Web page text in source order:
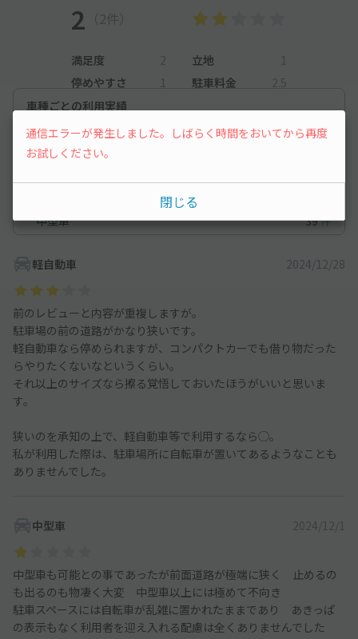
2 （2件）
満足度 2 立地
1
停めやすさ
1 駐車料金
2.5
車種ごとの利用実績
オートバイ
46件
中型車
39件
軽自動車 2024/12/28
前のレビューと内容が重複しますが。
駐車場の前の道路がかなり狭いです。
軽自動車なら停められますが、コンパクトカーでも借り物だった
らやりたくないなというくらい。
それ以上のサイズなら擦る覚悟しておいたほうがいいと思いま
す。
狭いのを承知の上で、軽自動車等で利用するなら◯。
私が利用した際は、駐車場所に自転車が置いてあるようなことも
ありませんでした。
中型車 2024/12/1
中型車も可能との事であったが前面道路が極端に狭く 止めるの
も出るのも物凄く大変 中型車以上には極めて不向き
駐車スペースには自転車が乱雑に置かれたままであり あきっぱ
の表示もなく利用者を迎え入れる配慮は全くありませんでした
通信エラーが発生しました。しばらく時間をおいてから再度
お試しください。
閉じる